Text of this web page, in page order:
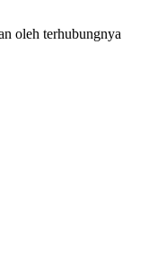
oleh terhubungnya